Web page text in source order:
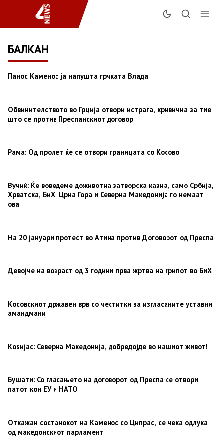
БАЛКАН
Панос Каменос ја напушта грчката Влада
Обвинителството во Грција отвори истрага, кривична за тие
што се против Преспанскиот договор
Рама: Од пролет ќе се отвори границата со Косово
Вучиќ: Ќе воведеме доживотна затворска казна, само Србија,
Хрватска, БиХ, Црна Гора и Северна Македонија го немаат
ова
На 20 јануари протест во Атина против Договорот од Преспа
Девојче на возраст од 3 години прва жртва на грипот во БиХ
Косовскиот државен врв со честитки за изгласаните уставни
амандмани
Коѕијас: Северна Македонија, добредојде во нашиот живот!
Бушати: Со гласањето на договорот од Преспа се отвори
патот кон ЕУ и НАТО
Откажан состанокот на Каменос со Ципрас, се чека одлука
од македонскиот парламент